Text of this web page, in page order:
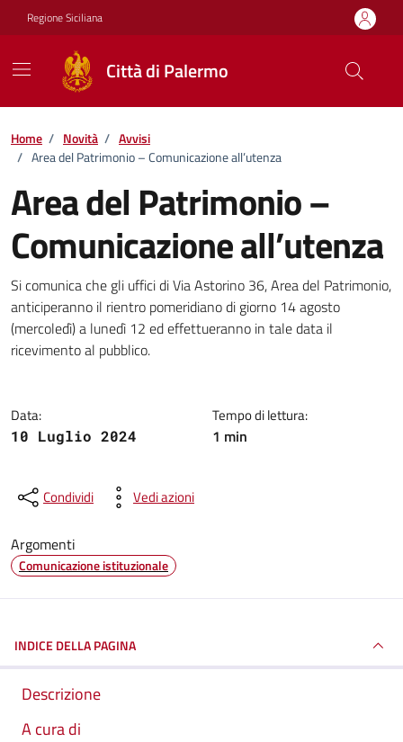
Vai ai contenuti
Vai al footer
Regione Siciliana
Città di Palermo
Home / Novità / Avvisi
/ Area del Patrimonio – Comunicazione all’utenza
Area del Patrimonio –
Comunicazione all’utenza
Dettagli della notizia
Si comunica che gli uffici di Via Astorino 36, Area del Patrimonio,
anticiperanno il rientro pomeridiano di giorno 14 agosto
(mercoledì) a lunedì 12 ed effettueranno in tale data il
ricevimento al pubblico.
Data:
10 Luglio 2024
Tempo di lettura:
1 min
Condividi Vedi azioni
Argomenti
Comunicazione istituzionale
INDICE DELLA PAGINA
Descrizione
A cura di